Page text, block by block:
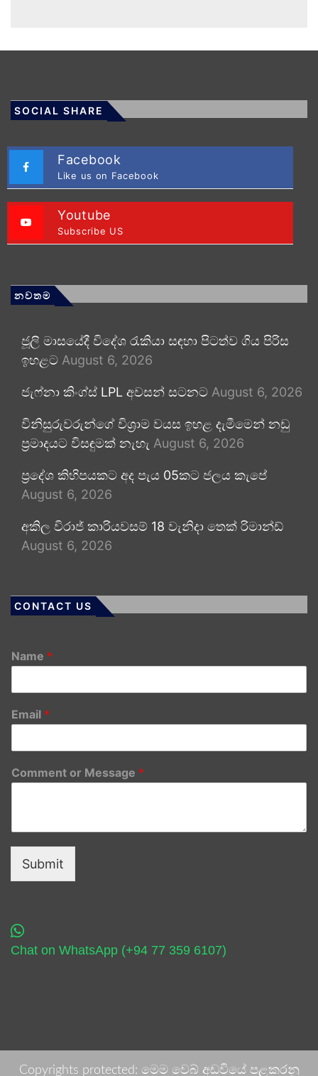
SOCIAL SHARE
Facebook
Like us on Facebook
Youtube
Subscribe US
නවතම
ජූලි මාසයේදී විදේශ රැකියා සඳහා පිටත්ව ගිය පිරිස
ඉහළට August 6, 2026
ජැෆ්නා කිංග්ස් LPL අවසන් සටනට August 6, 2026
විනිසුරුවරුන්ගේ විශ්‍රාම වයස ඉහළ දැමීමෙන් නඩු
ප්‍රමාදයට විසඳුමක් නැහැ August 6, 2026
ප්‍රදේශ කිහිපයකට අද පැය 05කට ජලය කැපේ
August 6, 2026
අකිල විරාජ් කාරියවසම් 18 වැනිදා තෙක් රිමාන්ඩ්
August 6, 2026
CONTACT US
Name *
Email *
Comment or Message *
Submit
Chat on WhatsApp (+94 77 359 6107)
Copyrights protected: මෙම වෙබ් අඩවියේ පළකරනු